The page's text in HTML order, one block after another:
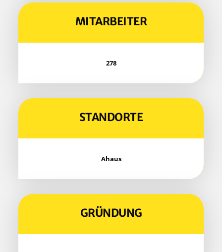
MIT­AR­BEI­TER
278
STAND­OR­TE
Ahaus
GRÜN­DUNG